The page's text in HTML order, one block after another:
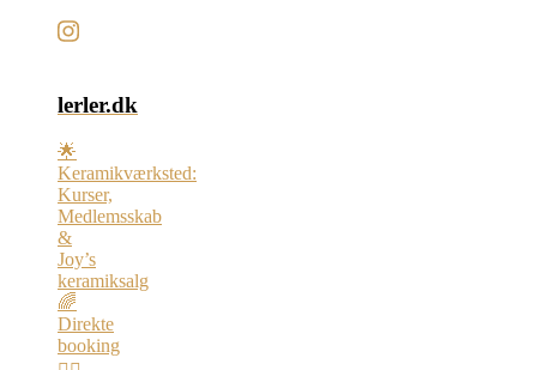
lerler.dk
🌟
Keramikværksted:
Kurser,
Medlemsskab
&
Joy’s
keramiksalg
🌈
Direkte
booking